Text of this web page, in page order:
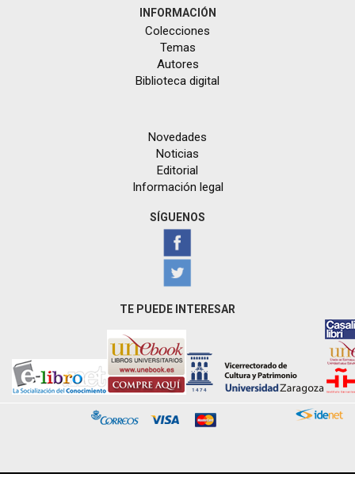
INFORMACIÓN
Colecciones
Temas
Autores
Biblioteca digital
Novedades
Noticias
Editorial
Información legal
SÍGUENOS
TE PUEDE INTERESAR